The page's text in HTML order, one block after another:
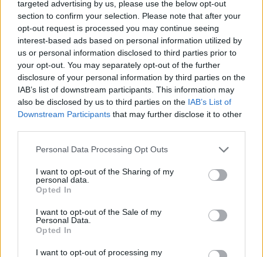
targeted advertising by us, please use the below opt-out
section to confirm your selection. Please note that after your
opt-out request is processed you may continue seeing
interest-based ads based on personal information utilized by
us or personal information disclosed to third parties prior to
your opt-out. You may separately opt-out of the further
disclosure of your personal information by third parties on the
IAB’s list of downstream participants. This information may
also be disclosed by us to third parties on the IAB’s List of
Downstream Participants that may further disclose it to other
Personal Data Processing Opt Outs
I want to opt-out of the Sharing of my
personal data.
Opted In
I want to opt-out of the Sale of my
Personal Data.
Opted In
I want to opt-out of processing my
Aktuelt
Nordjyllands Trafikselskab mangler
tocifret millionbeløb
Følg os på Discover
06. august 2026 kl. 08.00
NORDJYLLAND: Stigende brændstofpriser og
færre unge der vælger busser og tog til, udfordrer
Nordjyllands Trafikselskab.